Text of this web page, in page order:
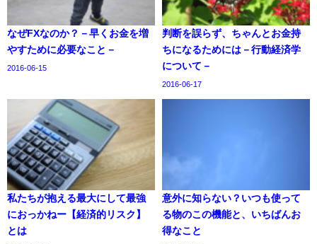
なぜFXなのか？－早くお金を増
やすために必要なこと－
2016-06-15
判断を誤らず、ちゃんとお金持
ちになるためには－行動経済学
について－
2016-06-17
私たちが抱える最大にして最強
におっかねー【経済的リスク】
とは
意外に知らない？いつも使って
る物のこの機能と、いちばんお
得なこと